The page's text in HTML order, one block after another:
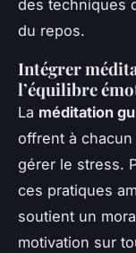
des techniques
du repos.
Intégrer
l’équilibre
La méditation
offrent à
gérer le stress.
ces pratiques
soutient un
motivation sur